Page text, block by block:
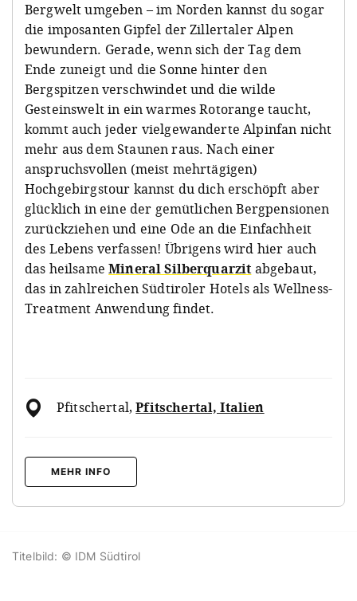
Bergwelt umgeben – im Norden kannst du sogar
die imposanten Gipfel der Zillertaler Alpen
bewundern. Gerade, wenn sich der Tag dem
Ende zuneigt und die Sonne hinter den
Bergspitzen verschwindet und die wilde
Gesteinswelt in ein warmes Rotorange taucht,
kommt auch jeder vielgewanderte Alpinfan nicht
mehr aus dem Staunen raus. Nach einer
anspruchsvollen (meist mehrtägigen)
Hochgebirgstour kannst du dich erschöpft aber
glücklich in eine der gemütlichen Bergpensionen
zurückziehen und eine Ode an die Einfachheit
des Lebens verfassen! Übrigens wird hier auch
das heilsameMineral Silberquarzitabgebaut,
das in zahlreichen Südtiroler Hotels als Wellness-
Treatment Anwendung findet.
Pfitschertal,Pfitschertal, Italien
MEHR INFO
Titelbild: © IDM Südtirol